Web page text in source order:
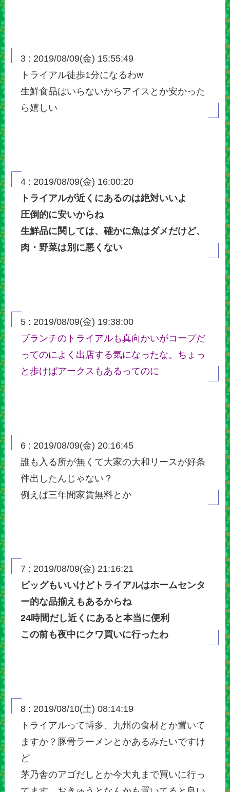
3 : 2019/08/09(金) 15:55:49
トライアル徒歩1分になるわw
生鮮食品はいらないからアイスとか安かった
ら嬉しい
4 : 2019/08/09(金) 16:00:20
トライアルが近くにあるのは絶対いいよ
圧倒的に安いからね
生鮮品に関しては、確かに魚はダメだけど、
肉・野菜は別に悪くない
5 : 2019/08/09(金) 19:38:00
ブランチのトライアルも真向かいがコープだ
ってのによく出店する気になったな。ちょっ
と歩けばアークスもあるってのに
6 : 2019/08/09(金) 20:16:45
誰も入る所が無くて大家の大和リースが好条
件出したんじゃない？
例えば三年間家賃無料とか
7 : 2019/08/09(金) 21:16:21
ビッグもいいけどトライアルはホームセンタ
ー的な品揃えもあるからね
24時間だし近くにあると本当に便利
この前も夜中にクワ買いに行ったわ
8 : 2019/08/10(土) 08:14:19
トライアルって博多、九州の食材とか置いて
ますか？豚骨ラーメンとかあるみたいですけ
ど
茅乃舎のアゴだしとか今大丸まで買いに行っ